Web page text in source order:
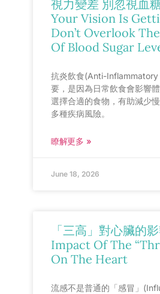
視力變差 別忽視血
Your Vision Is
Don’t Overlook
Of Blood Sugar
抗炎飲食(Anti-Inflammatory
要，是因為日常飲食會影響體
選擇合適的食物，有助減少
多種疾病風險。
瞭解更多 »
June 18, 2026
「三高」對心臟的
Impact Of The
On The Heart
流感不是普通的「感冒」